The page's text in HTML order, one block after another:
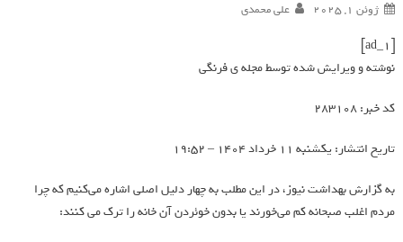
ژوئن 1, 2025 علی محمدی
نوشته و ویرایش شده توسط مجله ی فرنگی
کد خبر: 283108
تاریخ انتشار: یکشنبه 11 خرداد 1404 – 19:52
به گزارش بهداشت نیوز، در این مطلب به چهار دلیل اصلی اشاره می‌کنیم که چرا
مردم اغلب صبحانه کم می‌خورند یا بدون خوئردن آن خانه را ترک می کنند: